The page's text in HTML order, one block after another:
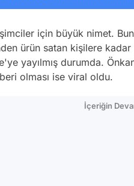
için büyük nimet.
ürün satan kişilere
yayılmış durumda.
olması ise viral oldu.
İçeriğin